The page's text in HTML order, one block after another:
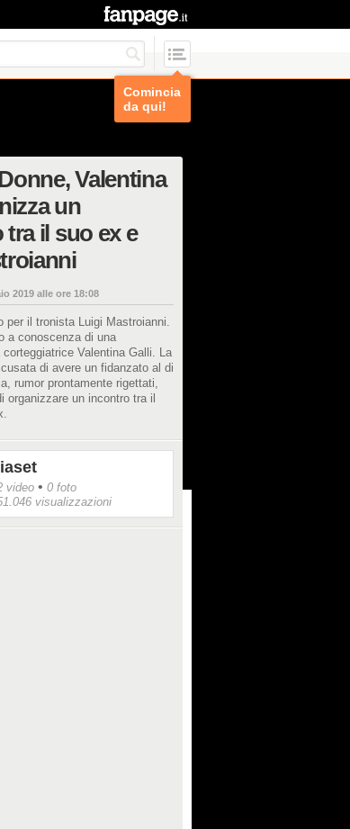
Comincia
da qui!
Valentina
un
il suo ex e
2019 alle ore 18:08
per il tronista Luigi Mastroianni.
a conoscenza di una
Valentina Galli. La
di avere un fidanzato al di
rumor prontamente rigettati,
organizzare un incontro tra il
video • 0 foto
visualizzazioni